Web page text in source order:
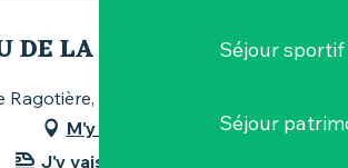
Séjour sportif
Séjour
DE LA RAGOTIÈRE
Ragotière, 44330 La Regrippière
M'y rendre
J'y vais en train !